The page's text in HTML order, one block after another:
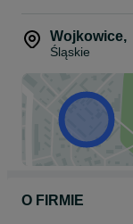
Wojkowice,
Śląskie
O FIRMIE